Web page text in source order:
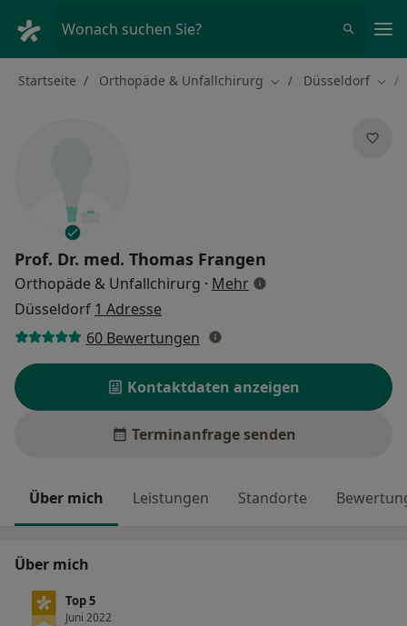
Wonach suchen Sie?
Startseite Orthopäde & Unfallchirurg Stadt ändern
Düsseldorf
Prof. Dr. med. Thomas Frangen
Orthopäde & Unfallchirurg · Mehrüber Spezialisierungen
Düsseldorf 1 Adresse
60 Bewertungen
Kontaktdaten anzeigen
Terminanfrage senden
Über mich Leistungen Standorte
Über mich
Top 5
Juni 2022